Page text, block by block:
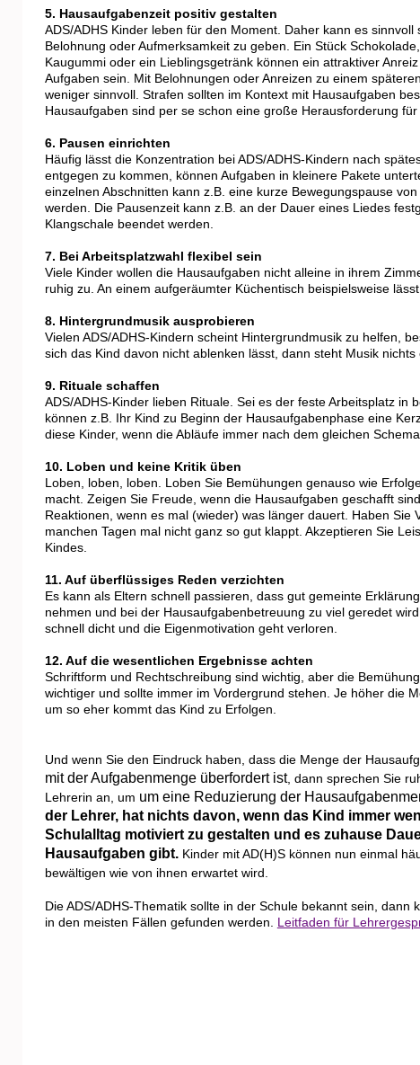
5. Hausaufgabenzeit positiv gestalten
ADS/ADHS Kinder leben für den Moment. Daher kann es
Belohnung oder Aufmerksamkeit zu geben. Ein Stück
Kaugummi oder ein Lieblingsgetränk können ein attraktiver
Aufgaben sein. Mit Belohnungen oder Anreizen zu einem
weniger sinnvoll. Strafen sollten im Kontext mit Hausaufgaben
Hausaufgaben sind per se schon eine große Herausforderung für
6. Pausen einrichten
Häufig lässt die Konzentration bei ADS/ADHS-Kindern nach
entgegen zu kommen, können Aufgaben in kleinere Pakete
einzelnen Abschnitten kann z.B. eine kurze Bewegungspause
werden. Die Pausenzeit kann z.B. an der Dauer eines Liedes
Klangschale beendet werden.
7. Bei Arbeitsplatzwahl flexibel sein
Viele Kinder wollen die Hausaufgaben nicht alleine in ihrem
ruhig zu. An einem aufgeräumter Küchentisch beispielsweise
8. Hintergrundmusik ausprobieren
Vielen ADS/ADHS-Kindern scheint Hintergrundmusik zu helfen,
sich das Kind davon nicht ablenken lässt, dann steht Musik nichts
9. Rituale schaffen
ADS/ADHS-Kinder lieben Rituale. Sei es der feste Arbeitsplatz in
können z.B. Ihr Kind zu Beginn der Hausaufgabenphase eine
diese Kinder, wenn die Abläufe immer nach dem gleichen Schema
10. Loben und keine Kritik üben
Loben, loben, loben. Loben Sie Bemühungen genauso wie
macht. Zeigen Sie Freude, wenn die Hausaufgaben geschafft
Reaktionen, wenn es mal (wieder) was länger dauert. Haben Sie
manchen Tagen mal nicht ganz so gut klappt. Akzeptieren Sie
Kindes.
11. Auf überflüssiges Reden verzichten
Es kann als Eltern schnell passieren, dass gut gemeinte
nehmen und bei der Hausaufgabenbetreuung zu viel geredet
schnell dicht und die Eigenmotivation geht verloren.
12. Auf die wesentlichen Ergebnisse achten
Schriftform und Rechtschreibung sind wichtig, aber die
wichtiger und sollte immer im Vordergrund stehen. Je höher die
um so eher kommt das Kind zu Erfolgen.
Und wenn Sie den Eindruck haben, dass die Menge der
mit der Aufgabenmenge überfordert ist, dann sprechen Sie
Lehrerin an, um um eine Reduzierung der
der Lehrer, hat nichts davon, wenn das Kind immer
Schulalltag motiviert zu gestalten und es zuhause
Hausaufgaben gibt. Kinder mit AD(H)S können nun einmal
bewältigen wie von ihnen erwartet wird.
Die ADS/ADHS-Thematik sollte in der Schule bekannt sein, dann
in den meisten Fällen gefunden werden. Leitfaden für